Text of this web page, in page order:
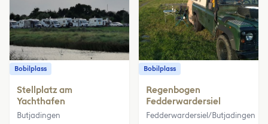
Bobilplass
Stellplatz am
Yachthafen
Butjadingen
Bobilplass
Regenbogen
Fedderwardersiel
Fedderwardersiel/Butjadingen